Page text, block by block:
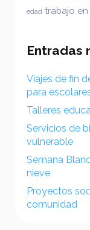
edad trabajo
Entradas
Viajes de fin
para
Talleres
Servicios de
vulnerable
Semana
nieve
Proyectos
comunidad